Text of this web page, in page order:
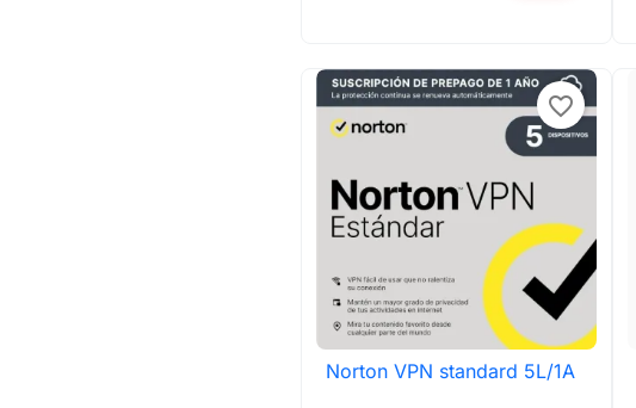
favorite_border
 Vista rápida
Norton VPN standard 5L/1A